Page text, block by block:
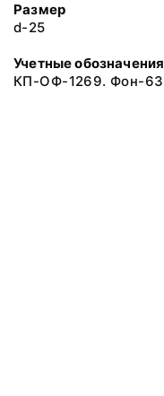
Размер
d-25
Учетные обозначения
КП-ОФ-1269. Фон-63